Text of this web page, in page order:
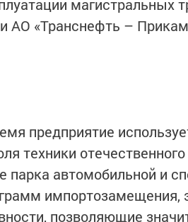
магистральных
АО «Транснефть –
предприятие
техники
парка автомобильной и
импортозамещения,
позволяющие